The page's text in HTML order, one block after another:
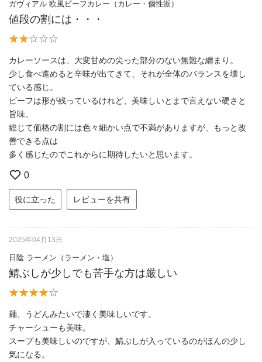
ガヴィアル 欧風ビーフカレー（カレー・個性派）
値段の割には・・・
カレーソースは、大変甘めの尖った部分のない無難な纏まり。
少し食べ進めると辛味が出てきて、それが全体のバランスを壊し
ている感じ。
ビーフは形が残っているけれど、美味しいとまで言えない硬さと
旨味。
総じて価格の割には色々細かい点で不満がありますが、もっと改
善できる点は
多く感じたのでこれからに期待したいと思います。
0
役に立った レビューを共有
2025年04月13日
日陰 ラーメン（ラーメン・塩）
鯖ぶしが少しでも苦手な方は厳しい
麺、うどんみたいで凄く美味しいです。
チャーシューも美味。
スープも美味しいのですが、鯖ぶしが入っているのがほんの少し
気になる。